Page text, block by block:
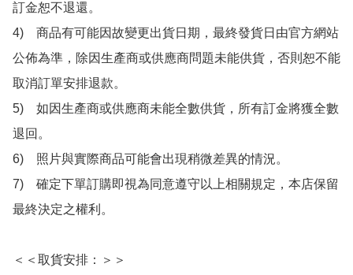
訂金恕不退還。
4)　商品有可能因故變更出貨日期，最終發貨日由官方網站
公佈為準，除因生產商或供應商問題未能供貨，否則恕不能
取消訂單安排退款。
5)　如因生產商或供應商未能全數供貨，所有訂金將獲全數
退回。
6)　照片與實際商品可能會出現稍微差異的情況。
7)　確定下單訂購即視為同意遵守以上相關規定，本店保留
最終決定之權利。
＜＜取貨安排：＞＞